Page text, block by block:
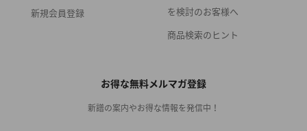
新規会員登録
を検討のお客様へ
商品検索のヒント
お得な無料メルマガ登録
新譜の案内やお得な情報を発信中！